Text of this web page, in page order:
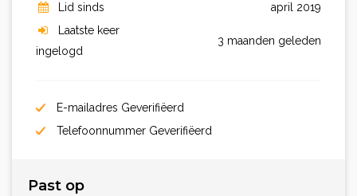
Lid sinds
april 2019
Laatste keer
ingelogd
3 maanden geleden
E-mailadres Geverifiëerd
Telefoonnummer Geverifiëerd
Past op